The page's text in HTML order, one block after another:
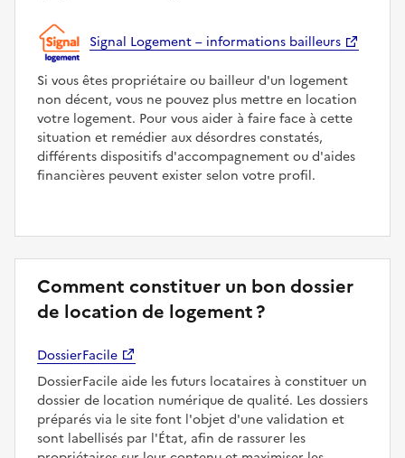
Signal Logement – informations bailleurs
Si vous êtes propriétaire ou bailleur d'un logement
non décent, vous ne pouvez plus mettre en location
votre logement. Pour vous aider à faire face à cette
situation et remédier aux désordres constatés,
différents dispositifs d'accompagnement ou d'aides
financières peuvent exister selon votre profil.
Comment constituer un bon dossier
de location de logement ?
DossierFacile
DossierFacile aide les futurs locataires à constituer un
dossier de location numérique de qualité. Les dossiers
préparés via le site font l'objet d'une validation et
sont labellisés par l'État, afin de rassurer les